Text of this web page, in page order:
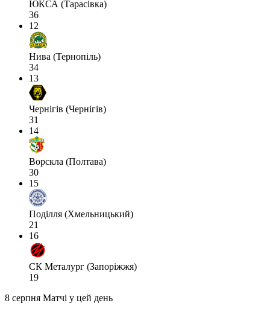
ЮКСА (Тарасівка)
36
12
Нива (Тернопіль)
34
13
Чернігів (Чернігів)
31
14
Ворскла (Полтава)
30
15
Поділля (Хмельницький)
21
16
СК Металург (Запоріжжя)
19
8 серпня Матчі у цей день